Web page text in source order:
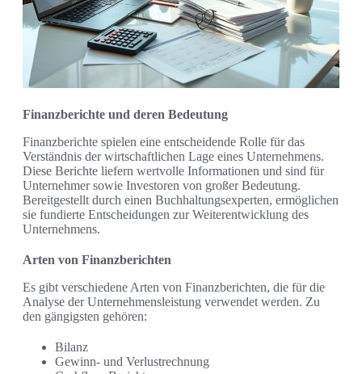
Finanzberichte und deren Bedeutung
Finanzberichte spielen eine entscheidende Rolle für das
Verständnis der wirtschaftlichen Lage eines Unternehmens.
Diese Berichte liefern wertvolle Informationen und sind für
Unternehmer sowie Investoren von großer Bedeutung.
Bereitgestellt durch einen Buchhaltungsexperten, ermöglichen
sie fundierte Entscheidungen zur Weiterentwicklung des
Unternehmens.
Arten von Finanzberichten
Es gibt verschiedene Arten von Finanzberichten, die für die
Analyse der Unternehmensleistung verwendet werden. Zu
den gängigsten gehören:
Bilanz
Gewinn- und Verlustrechnung